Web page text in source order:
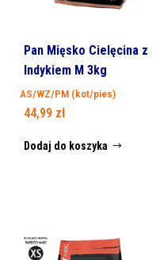
Pan Mięsko Cielęcina z
Indykiem M 3kg
AS/WZ/PM (kot/pies)
44,99 zł
Dodaj do koszyka